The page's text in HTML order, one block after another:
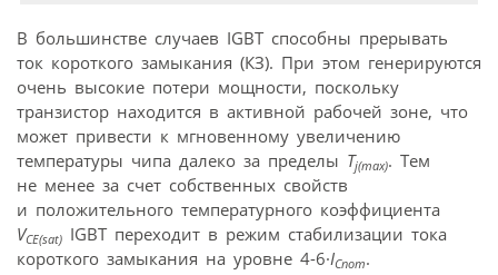
В большинстве случаев IGBT способны прерывать
ток короткого замыкания (КЗ). При этом генерируются
очень высокие потери мощности, поскольку
транзистор находится в активной рабочей зоне, что
может привести к мгновенному увеличению
температуры чипа далеко за пределы Tj(max). Тем
не менее за счет собственных свойств
и положительного температурного коэффициента
VCE(sat) IGBT переходит в режим стабилизации тока
короткого замыкания на уровне 4-6·ICnom.